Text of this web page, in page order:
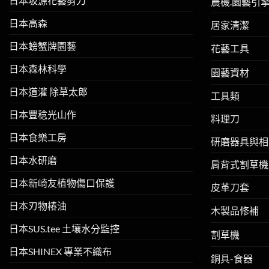
日本高森
日本螃蟹牌園藝
日本森林科學
日本道灌 除草太郎
日本豐稔光山作
日本食樂工房
日本水研磨
日本新崎友植物傷口保護
日本刃物椿油
日本SUS.tee 土壤水分監控
日本SHINEX 專業不織布
居家清潔
花藝工具
園藝資材
工具類
料理刀
研磨器具與
肩背式割草
皮革刀套
木製品修補
割草機
銅具-食器